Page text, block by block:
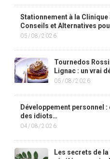
Stationnement à la
Conseils et Alternatives
05/08/2026
Tournedos
Lignac : un vrai
05/08/2026
Développement personnel
des idiots…
04/08/2026
Les secrets de la